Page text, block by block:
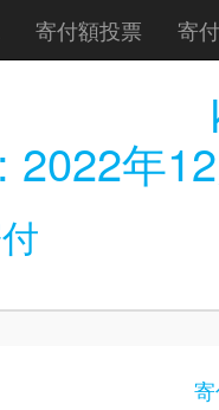
寄付額投票 寄
2022年